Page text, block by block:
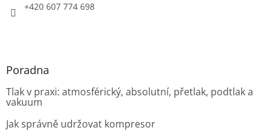
+420 607 774 698
Poradna
Tlak v praxi: atmosférický, absolutní, přetlak, podtlak a
vakuum
Jak správně udržovat kompresor